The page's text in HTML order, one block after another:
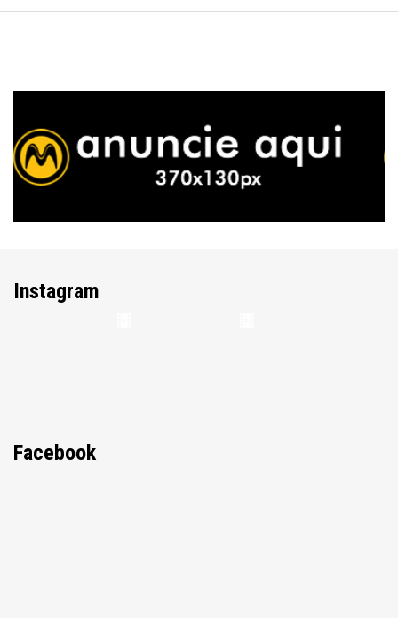
Instagram
Facebook